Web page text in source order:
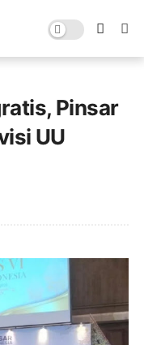
Pinsar
UU